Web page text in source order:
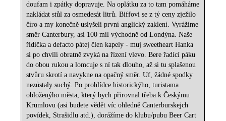
doufam i zpátky dopravuje. Na oplátku za to tam pomáháme
nakládat stůl za osmedesát litrů. Biffovi se z tý ceny zježilo
číro a my konečně uslyšeli první anglický zaklení. Vyrážíme
směr Canterbury, asi 100 mil východně od Londýna. Naše
řidička a defacto pátej člen kapely - muj sweetheart Hanka
si po chvíli obratně zvyká na řízení vlevo. Bere řadící páku
do obou rukou a lomcuje s ní tak dlouho, až si tu splašenou
stvůru skrotí a navykne na opačný směr. Uf, žádné spodky
nezůstaly suchý. Po prohlídce historickýho, turistama
obloženýho města, který bych přirovnal třeba k Českýmu
Krumlovu (asi budete vědět víc ohledně Canterburskejch
povídek, Strašidlu atd.), dorážíme do klubu/pubu Beer Cart